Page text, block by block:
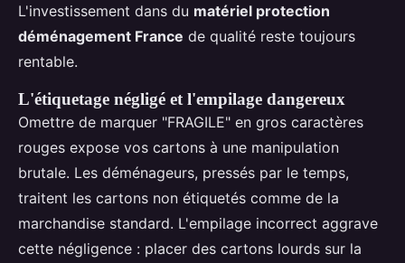
L'investissement dans du matériel protection
déménagement France de qualité reste toujours
rentable.
L'étiquetage négligé et l'empilage dangereux
Omettre de marquer "FRAGILE" en gros caractères
rouges expose vos cartons à une manipulation
brutale. Les déménageurs, pressés par le temps,
traitent les cartons non étiquetés comme de la
marchandise standard. L'empilage incorrect aggrave
cette négligence : placer des cartons lourds sur la